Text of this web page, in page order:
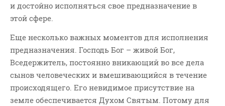
и достойно исполняться свое предназначение в
этой сфере.
Еще несколько важных моментов для исполнения
предназначения. Господь Бог – живой Бог,
Вседержитель, постоянно вникающий во все дела
сынов человеческих и вмешивающийся в течение
происходящего. Его невидимое присутствие на
земле обеспечивается Духом Святым. Потому для